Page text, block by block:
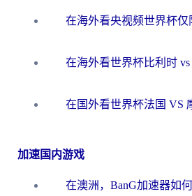
加速国内游戏